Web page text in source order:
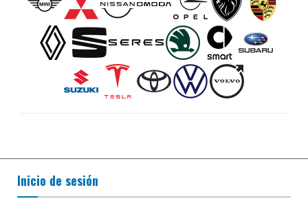
Inicio de sesión